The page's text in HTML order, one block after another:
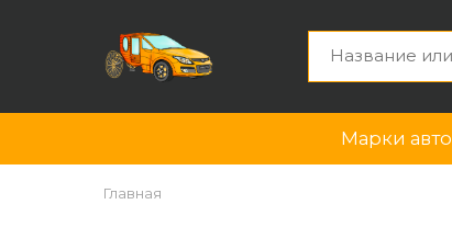
Марки авто
Главная